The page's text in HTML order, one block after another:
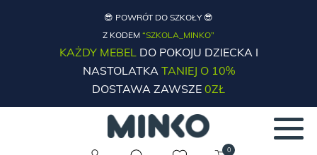
😎 POWRÓT DO SZKOŁY 😎
Z KODEM “SZKOLA_MINKO”
KAŻDY MEBELDO POKOJU DZIECKA I
NASTOLATKATANIEJ O 10%
DOSTAWA ZAWSZE 0ZŁ
0